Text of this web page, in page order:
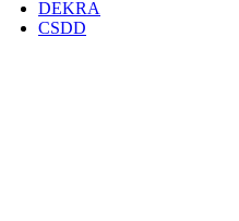
DEKRA
CSDD